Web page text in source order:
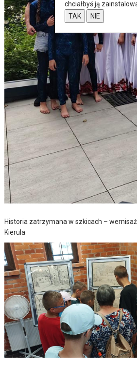
Historia zatrzymana w szkicach –
Kierula
chciałbyś ją
TAK
NIE